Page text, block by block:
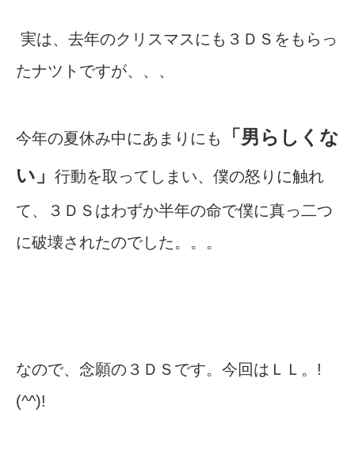
実は、去年のクリスマスにも３ＤＳをもらっ
たナツトですが、、、
今年の夏休み中にあまりにも
「男らしくな
い」 行動を取ってしまい、僕の怒りに触れ
て、３ＤＳはわずか半年の命で僕に真っ二つ
に破壊されたのでした。。。
なので、念願の３ＤＳです。今回はＬＬ。!
(^^)!